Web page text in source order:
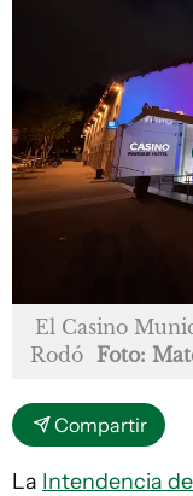
El Casino
Rodó Foto:
Compartir
La Intendencia